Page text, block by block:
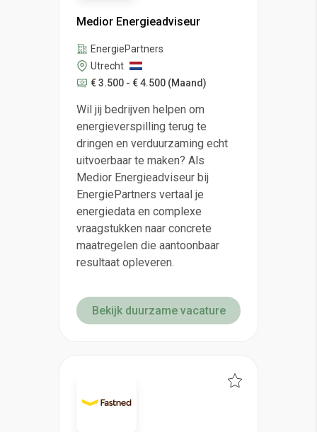
Medior Energieadviseur
EnergiePartners
Utrecht
€ 3.500 - € 4.500 (Maand)
Wil jij bedrijven helpen om
energieverspilling terug te
dringen en verduurzaming echt
uitvoerbaar te maken? Als
Medior Energieadviseur bij
EnergiePartners vertaal je
energiedata en complexe
vraagstukken naar concrete
maatregelen die aantoonbaar
resultaat opleveren.
Bekijk duurzame vacature